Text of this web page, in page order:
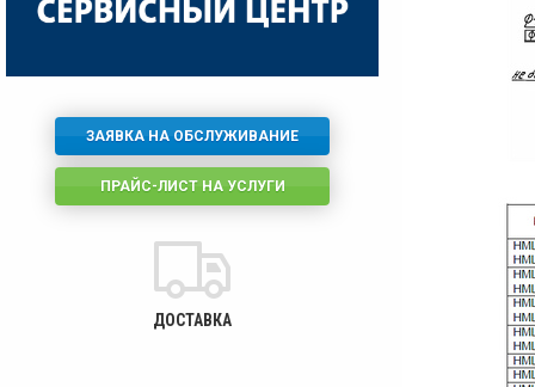
ЗАЯВКА НА ОБСЛУЖИВАНИЕ
ПРАЙС-ЛИСТ НА УСЛУГИ
ДОСТАВКА